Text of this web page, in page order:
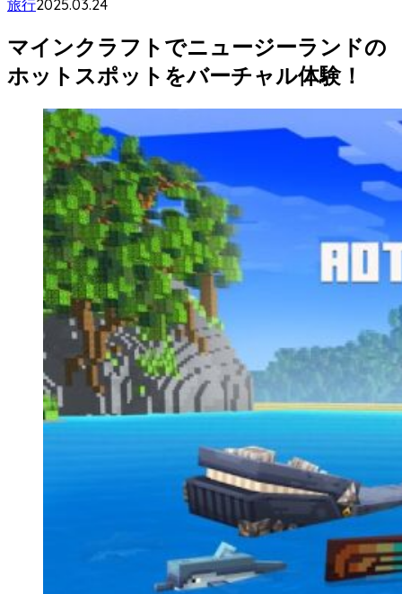
旅行2025.03.24
マインクラフトでニュージーランドの
ホットスポットをバーチャル体験！